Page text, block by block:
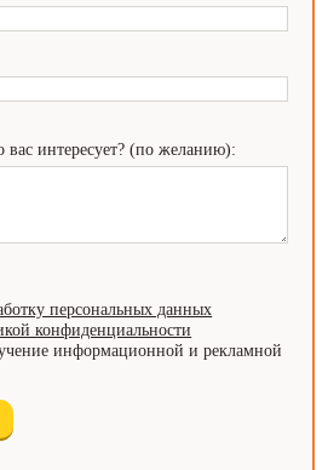
вас интересует? (по желанию):
персональных данных
конфиденциальности
информационной и рекламной